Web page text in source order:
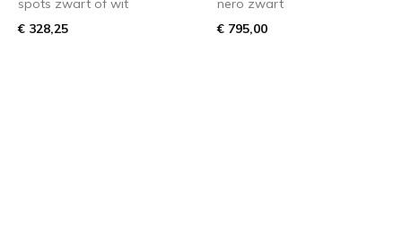
€ 328,25
€ 795,00